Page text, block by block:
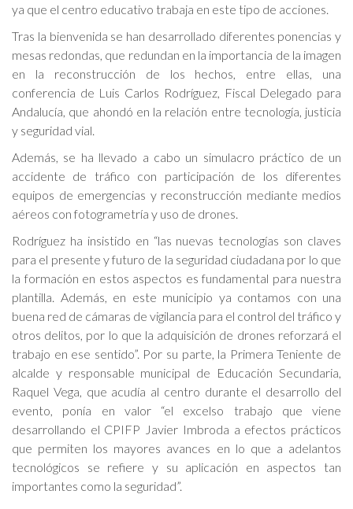
ya que el centro educativo trabaja en este tipo de acciones.
Tras la bienvenida se han desarrollado diferentes ponencias y
mesas redondas, que redundan en la importancia de la imagen
en la reconstrucción de los hechos, entre ellas, una
conferencia de Luis Carlos Rodríguez, Fiscal Delegado para
Andalucía, que ahondó en la relación entre tecnología, justicia
y seguridad vial.
Además, se ha llevado a cabo un simulacro práctico de un
accidente de tráfico con participación de los diferentes
equipos de emergencias y reconstrucción mediante medios
aéreos con fotogrametría y uso de drones.
Rodríguez ha insistido en “las nuevas tecnologías son claves
para el presente y futuro de la seguridad ciudadana por lo que
la formación en estos aspectos es fundamental para nuestra
plantilla. Además, en este municipio ya contamos con una
buena red de cámaras de vigilancia para el control del tráfico y
otros delitos, por lo que la adquisición de drones reforzará el
trabajo en ese sentido”. Por su parte, la Primera Teniente de
alcalde y responsable municipal de Educación Secundaria,
Raquel Vega, que acudía al centro durante el desarrollo del
evento, ponía en valor “el excelso trabajo que viene
desarrollando el CPIFP Javier Imbroda a efectos prácticos
que permiten los mayores avances en lo que a adelantos
tecnológicos se refiere y su aplicación en aspectos tan
importantes como la seguridad”.